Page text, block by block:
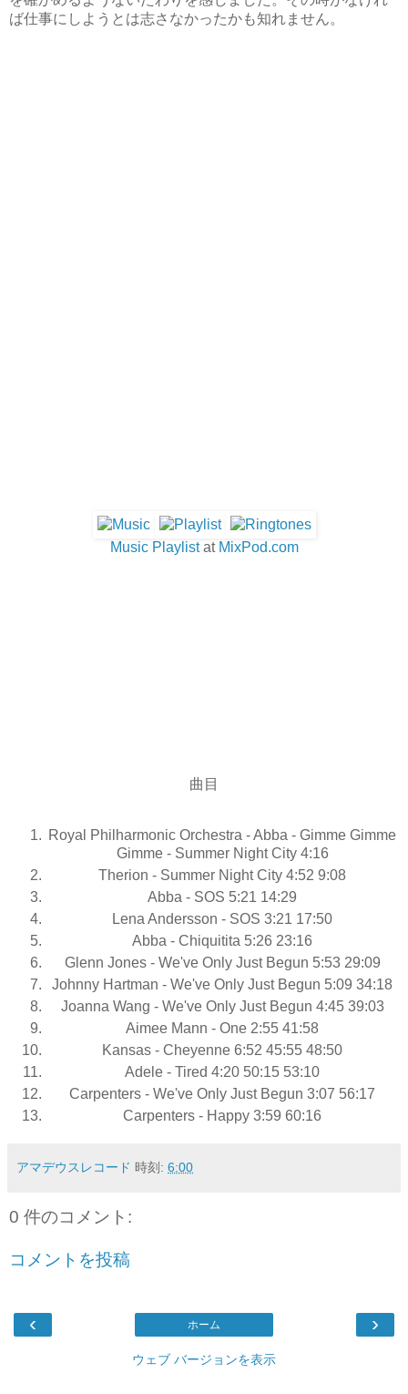
ば仕事にしようとは志さなかったかも知れません。
Music Playlistat MixPod.com
曲目
Royal Philharmonic Orchestra - Abba - Gimme Gimme
Gimme - Summer Night City 4:16
Therion - Summer Night City 4:52 9:08
Abba - SOS 5:21 14:29
Lena Andersson - SOS 3:21 17:50
Abba - Chiquitita 5:26 23:16
Glenn Jones - We've Only Just Begun 5:53 29:09
Johnny Hartman - We've Only Just Begun 5:09 34:18
Joanna Wang - We've Only Just Begun 4:45 39:03
Aimee Mann - One 2:55 41:58
Kansas - Cheyenne 6:52 45:55 48:50
Adele - Tired 4:20 50:15 53:10
Carpenters - We've Only Just Begun 3:07 56:17
Carpenters - Happy 3:59 60:16
アマデウスレコード 時刻: 6:00
0 件のコメント:
コメントを投稿
‹ ›
ホーム
ウェブ バージョンを表示